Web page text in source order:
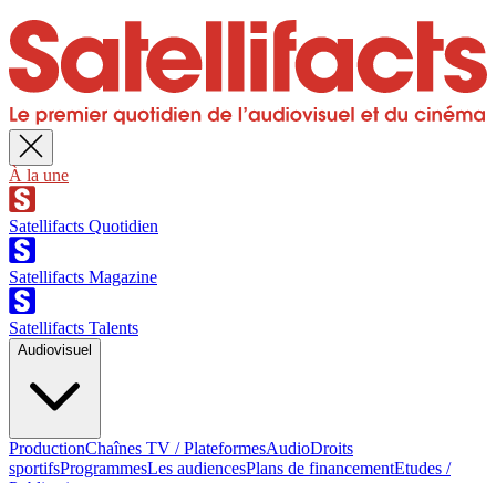
À la une
Satellifacts Quotidien
Satellifacts Magazine
Satellifacts Talents
Audiovisuel
ProductionChaînes TV / PlateformesAudioDroits
sportifsProgrammesLes audiencesPlans de financementEtudes /